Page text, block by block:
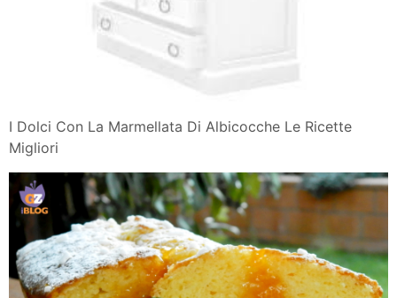
I Dolci Con La Marmellata Di Albicocche Le Ricette
Migliori